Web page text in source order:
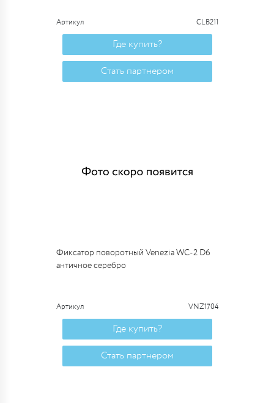
Артикул CLB211
Где купить?
Стать партнером
Фиксатор поворотный Venezia WC-2 D6
античное серебро
Артикул VNZ1704
Где купить?
Стать партнером